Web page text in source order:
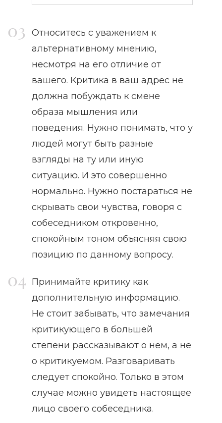
Относитесь с уважением к
альтернативному мнению,
несмотря на его отличие от
вашего. Критика в ваш адрес не
должна побуждать к смене
образа мышления или
поведения. Нужно понимать, что у
людей могут быть разные
взгляды на ту или иную
ситуацию. И это совершенно
нормально. Нужно постараться не
скрывать свои чувства, говоря с
собеседником откровенно,
спокойным тоном объясняя свою
позицию по данному вопросу.
Принимайте критику как
дополнительную информацию.
Не стоит забывать, что замечания
критикующего в большей
степени рассказывают о нем, а не
о критикуемом. Разговаривать
следует спокойно. Только в этом
случае можно увидеть настоящее
лицо своего собеседника.